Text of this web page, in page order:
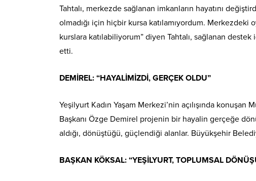
Tahtalı, merkezde sağlanan imkanların hayatını
olmadığı için hiçbir kursa katılamıyordum. Merkezdeki
kurslara katılabiliyorum” diyen Tahtalı, sağlanan
etti.
DEMİREL: “HAYALİMİZDİ, GERÇEK OLDU”
Yeşilyurt Kadın Yaşam Merkezi’nin açılışında
Başkanı Özge Demirel projenin bir hayalin gerçeğe
aldığı, dönüştüğü, güçlendiği alanlar. Büyükşehir
BAŞKAN KÖKSAL: “YEŞİLYURT, TOPLUMSAL